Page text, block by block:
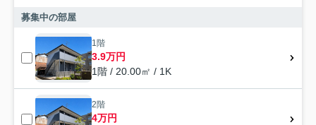
募集中の部屋
1階
3.9万円
1階 / 20.00㎡ / 1K
2階
4万円